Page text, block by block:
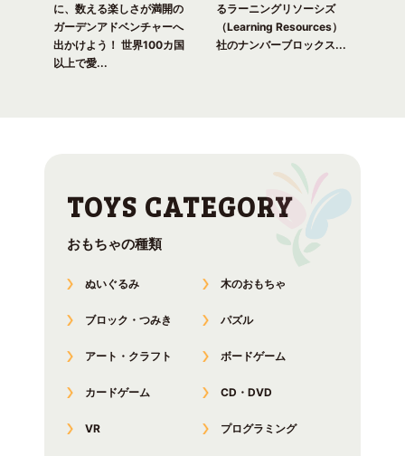
に、数える楽しさが満開の
ガーデンアドベンチャーへ
出かけよう！ 世界100カ国
以上で愛...
るラーニングリソーシズ
（Learning Resources）
社のナンバーブロックス...
おもちゃの種類
ぬいぐるみ 木のおもちゃ
ブロック・つみき パズル
アート・クラフト ボードゲーム
カードゲーム CD・DVD
VR プログラミング